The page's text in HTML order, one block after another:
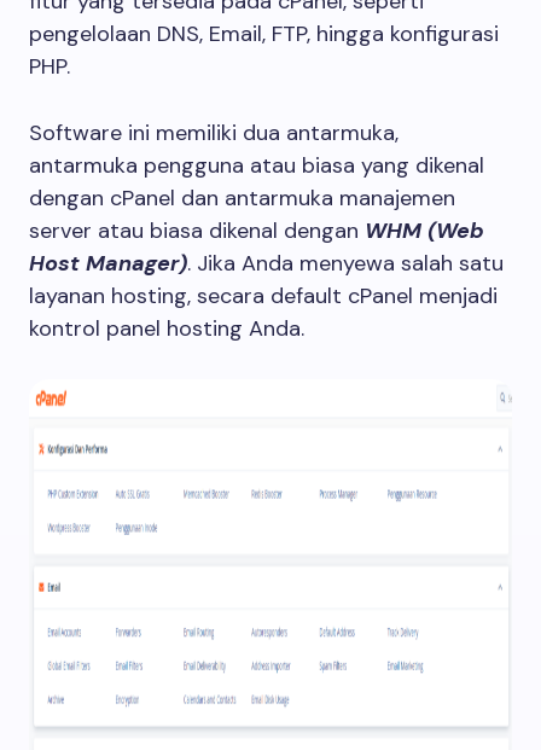
pengelolaan DNS, Email, FTP, hingga konfigurasi
PHP.
Software ini memiliki dua antarmuka,
antarmuka pengguna atau biasa yang dikenal
dengan cPanel dan antarmuka manajemen
server atau biasa dikenal dengan WHM (Web
Host Manager). Jika Anda menyewa salah satu
layanan hosting, secara default cPanel menjadi
kontrol panel hosting Anda.